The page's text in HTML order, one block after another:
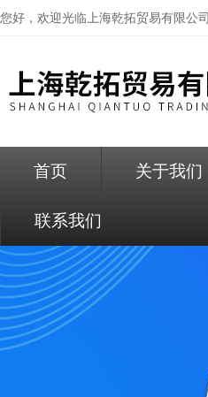
您好，欢迎光临上海乾拓贸易有限公司
首页 关于我们
联系我们